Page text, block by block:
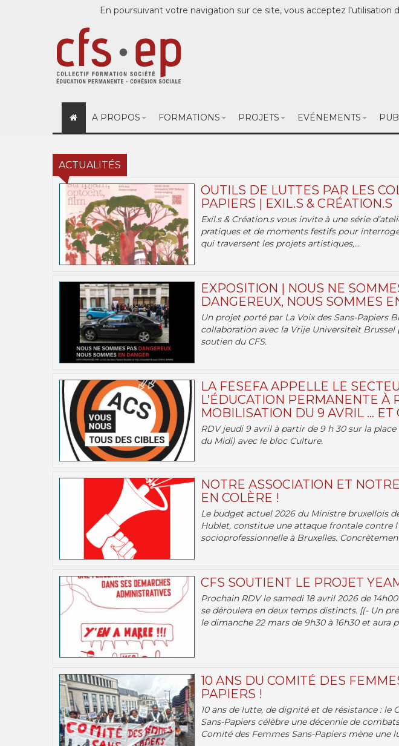
En poursuivant votre navigation sur ce site, vous acceptez l’utilisation
A PROPOS FORMATIONS PROJETS EVÉNEMENTS
ACTUALITÉS
OUTILS DE LUTTES PAR LES
PAPIERS | EXIL.S & CRÉATION.S
Exil.s & Création.s vous invite à une série
pratiques et de moments festifs pour
qui traversent les projets artistiques,...
EXPOSITION | NOUS NE
DANGEREUX, NOUS SOMMES
Un projet porté par La Voix des Sans-Papiers
collaboration avec la Vrije Universiteit Brussel
soutien du CFS.
LA FESEFA APPELLE LE
L’ÉDUCATION PERMANENTE À
MOBILISATION DU 9 AVRIL … ET
RDV jeudi 9 avril à partir de 9 h 30 sur la
du Midi) avec le bloc Culture.
NOTRE ASSOCIATION ET
EN COLÈRE !
Le budget actuel 2026 du Ministre bruxellois
Hublet, constitue une attaque frontale contre
socioprofessionnelle à Bruxelles.
CFS SOUTIENT LE PROJET
Prochain RDV le samedi 18 avril 2026 de
se déroulera en deux temps distincts. [(- Un
le dimanche 22 mars de 9h30 à 16h30 et aura
10 ANS DU COMITÉ DES
PAPIERS !
10 ans de lutte, de dignité et de résistance : le
Sans-Papiers célèbre une décennie de
Comité des Femmes Sans-Papiers mène une